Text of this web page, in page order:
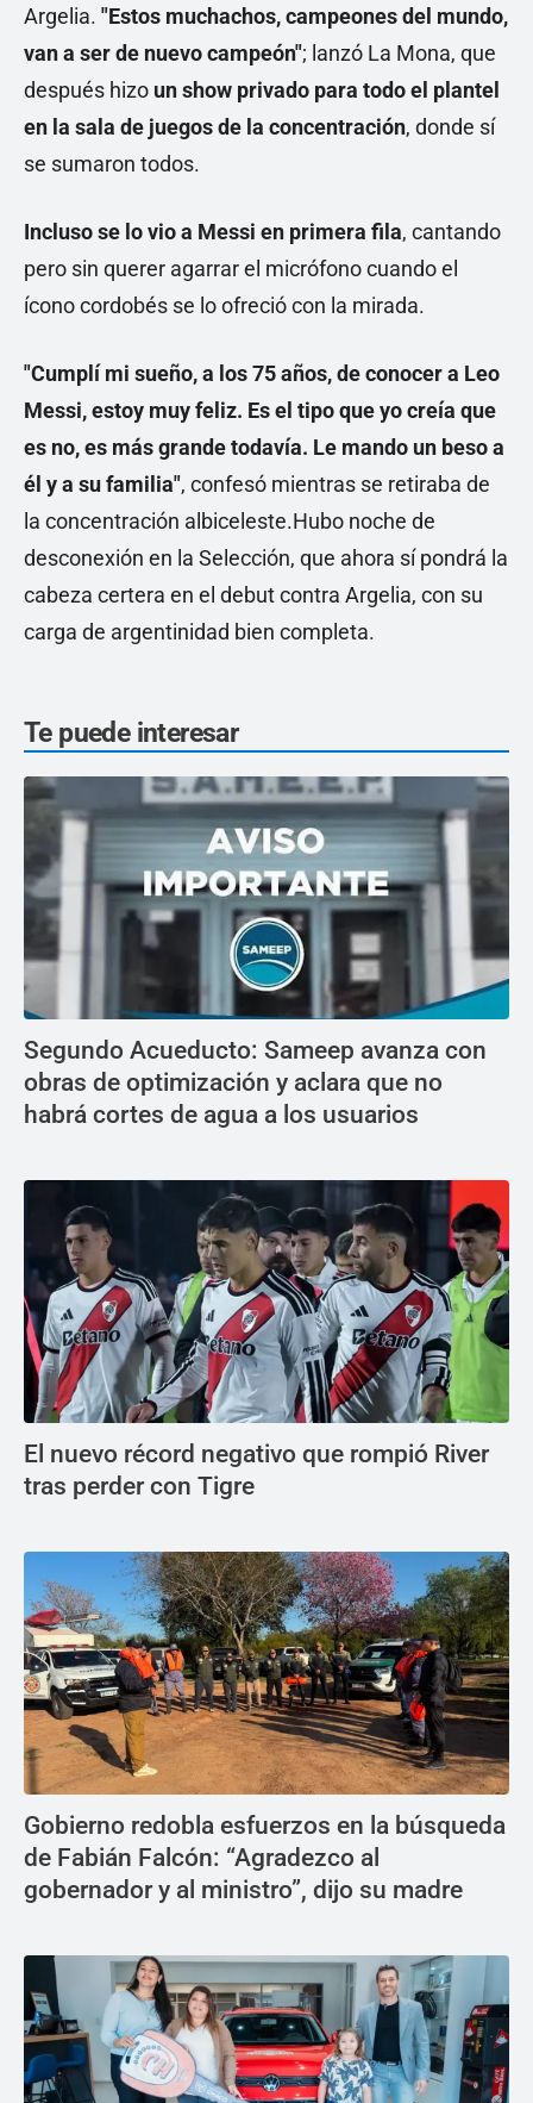
Argelia. "Estos muchachos, campeones del mundo,
van a ser de nuevo campeón"; lanzó La Mona, que
después hizo un show privado para todo el plantel
en la sala de juegos de la concentración, donde sí
se sumaron todos.
Incluso se lo vio a Messi en primera fila, cantando
pero sin querer agarrar el micrófono cuando el
ícono cordobés se lo ofreció con la mirada.
"Cumplí mi sueño, a los 75 años, de conocer a Leo
Messi, estoy muy feliz. Es el tipo que yo creía que
es no, es más grande todavía. Le mando un beso a
él y a su familia", confesó mientras se retiraba de
la concentración albiceleste.Hubo noche de
desconexión en la Selección, que ahora sí pondrá la
cabeza certera en el debut contra Argelia, con su
carga de argentinidad bien completa.
Te puede interesar
Segundo Acueducto: Sameep avanza con
obras de optimización y aclara que no
habrá cortes de agua a los usuarios
El nuevo récord negativo que rompió River
tras perder con Tigre
Gobierno redobla esfuerzos en la búsqueda
de Fabián Falcón: “Agradezco al
gobernador y al ministro”, dijo su madre